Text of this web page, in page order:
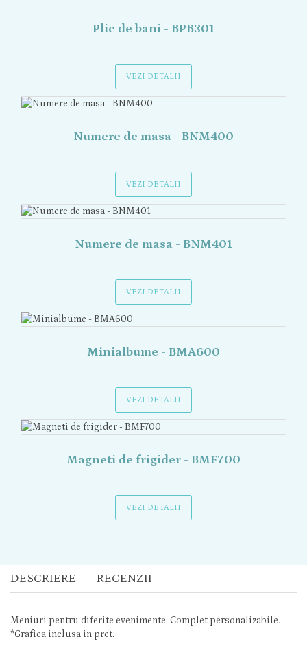
Plic de bani - BPB301
VEZI DETALII
Numere de masa - BNM400
VEZI DETALII
Numere de masa - BNM401
VEZI DETALII
Minialbume - BMA600
VEZI DETALII
Magneti de frigider - BMF700
VEZI DETALII
DESCRIERE RECENZII
Meniuri pentru diferite evenimente. Complet personalizabile.
*Grafica inclusa in pret.